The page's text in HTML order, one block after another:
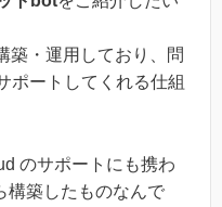
築・運用しており、問
ポートしてくれる仕組
のサポートにも携わ
構築したものなんで